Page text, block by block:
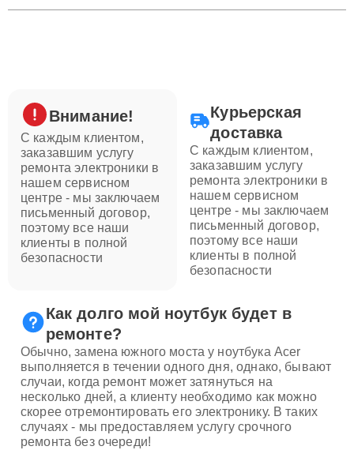
Внимание!
С каждым клиентом,
заказавшим услугу
ремонта электроники в
нашем сервисном
центре - мы заключаем
письменный договор,
поэтому все наши
клиенты в полной
безопасности
Курьерская
доставка
С каждым клиентом,
заказавшим услугу
ремонта электроники в
нашем сервисном
центре - мы заключаем
письменный договор,
поэтому все наши
клиенты в полной
безопасности
Как долго мой ноутбук будет в
ремонте?
Обычно, замена южного моста у ноутбука Acer
выполняется в течении одного дня, однако, бывают
случаи, когда ремонт может затянуться на
несколько дней, а клиенту необходимо как можно
скорее отремонтировать его электронику. В таких
случаях - мы предоставляем услугу срочного
ремонта без очереди!